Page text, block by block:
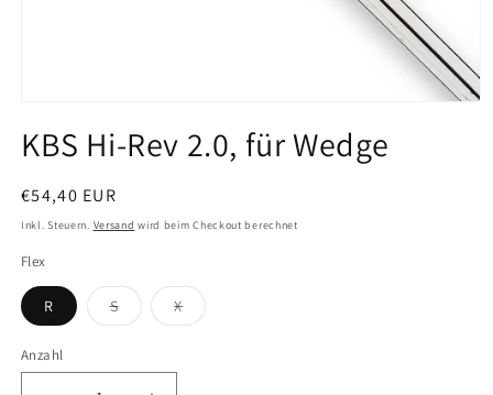
in
Modal
KBS Hi-Rev 2.0, für Wedge
Normaler
Preis
€54,40 EUR
Inkl. Steuern. Versand wird beim Checkout berechnet
Flex
R SVariante
ausverkauft
XVariante
ausverkauft
Anzahl
Anzahl